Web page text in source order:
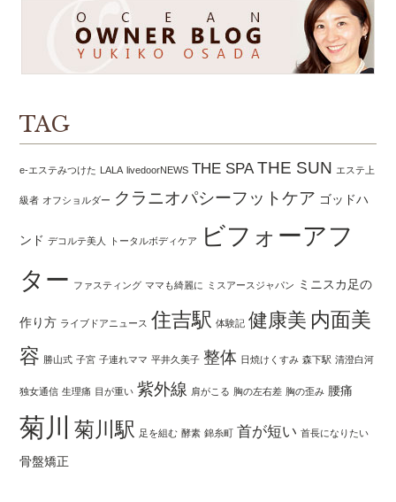
TAG
e-エステみつけた LALA livedoorNEWS THE SPA THE SUN エステ上
級者 オフショルダー クラニオパシーフットケア ゴッドハ
ンド デコルテ美人 トータルボディケア
ビフォーアフ
ター ファスティング ママも綺麗に ミスアースジャパン ミニスカ足の
作り方 ライブドアニュース 住吉駅 体験記 健康美 内面美
容 勝山式 子宮 子連れママ 平井久美子 整体 日焼けくすみ 森下駅 清澄白河
独女通信 生理痛 目が重い 紫外線 肩がこる 胸の左右差 胸の歪み 腰痛
菊川 菊川駅 足を組む 酵素 錦糸町 首が短い 首長になりたい
骨盤矯正